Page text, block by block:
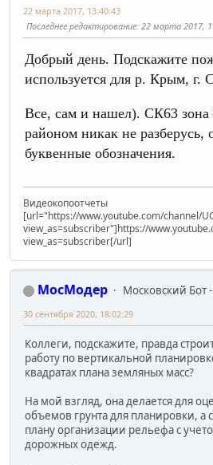
22 марта 2017, 13:40:43
Последнее редактирование: 22 марта 2017,
Добрый день. Подскажите
используется для р. Крым, г.
Все, сам и нашел). СК63 зона
районом никак не разберусь,
буквенные обозначения.
Видеокопоотчеты
[url="https://www.youtube.com/channel/
view_as=subscriber"]https://
view_as=subscriber[/url]
МосМодер Московский Бот -
30 сентября 2020, 18:02:29
Коллеги, подскажите, правда
работу по вертикальной
квадратах плана земляных масс?
На мой взгляд, она делается для
объемов грунта для планировки, а
плану организации рельефа с
дорожных одежд.